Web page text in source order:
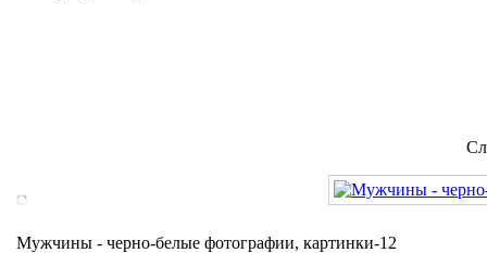
Мужчины - черно-белые фотографии, картинки-12